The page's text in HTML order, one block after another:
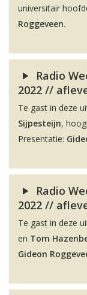
universitair
Roggeveen.
Radio
2022 //
Te gast in deze
Sijpesteijn,
Presentatie:
Radio
2022 //
Te gast in deze
en Tom
Gideon